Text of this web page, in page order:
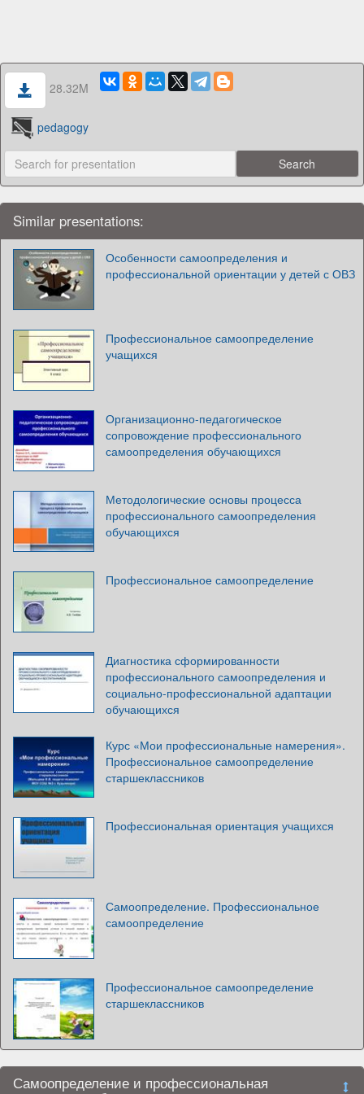
28.32M
pedagogy
Similar presentations:
Особенности самоопределения и
профессиональной ориентации у детей с ОВЗ
Профессиональное самоопределение
учащихся
Организационно-педагогическое
сопровождение профессионального
самоопределения обучающихся
Методологические основы процесса
профессионального самоопределения
обучающихся
Профессиональное самоопределение
Диагностика сформированности
профессионального самоопределения и
социально-профессиональной адаптации
обучающихся
Курс «Мои профессиональные намерения».
Профессиональное самоопределение
старшеклассников
Профессиональная ориентация учащихся
Самоопределение. Профессиональное
самоопределение
Профессиональное самоопределение
старшеклассников
Самоопределение и профессиональная